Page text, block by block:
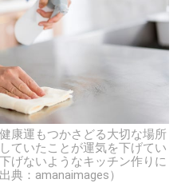
康運もつかさどる大切な場所
ていたことが運気を下げてい
げないようなキッチン作りに
典：amanaimages）